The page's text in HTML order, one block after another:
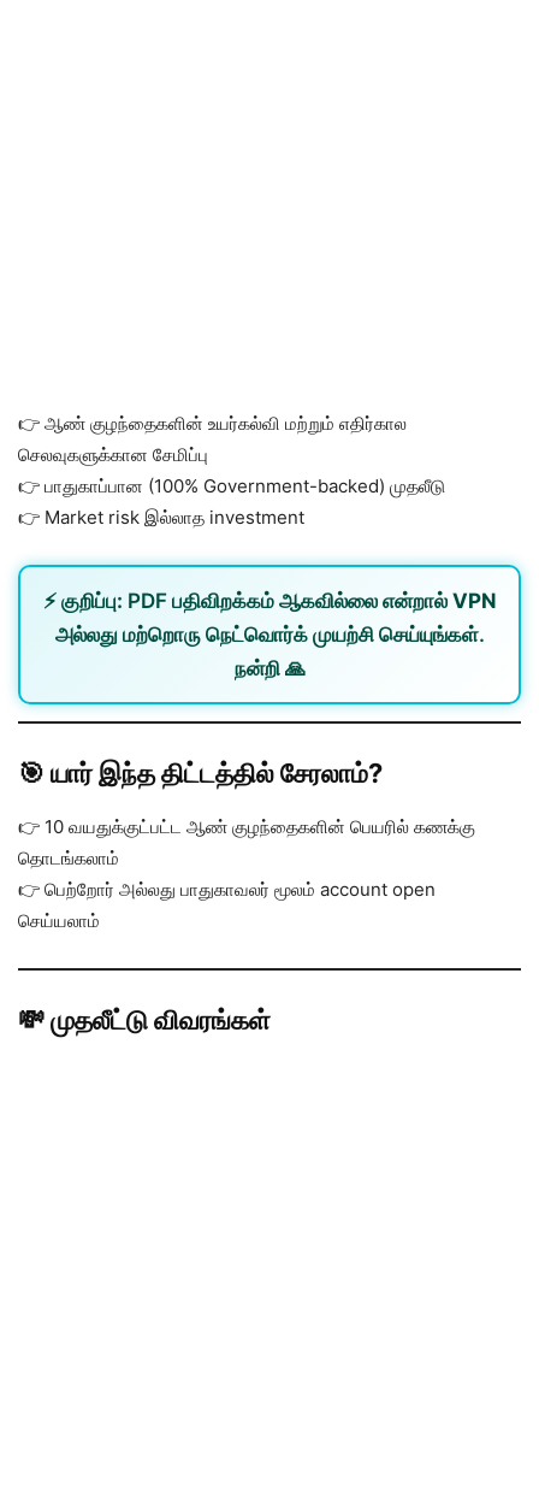
👉 ஆண் குழந்தைகளின் உயர்கல்வி மற்றும் எதிர்கால
செலவுகளுக்கான சேமிப்பு
👉 பாதுகாப்பான (100% Government-backed) முதலீடு
👉 Market risk இல்லாத investment
⚡ குறிப்பு: PDF பதிவிறக்கம் ஆகவில்லை என்றால் VPN
அல்லது மற்றொரு நெட்வொர்க்முயற்சி செய்யுங்கள்.
நன்றி 🙏
🎯 யார் இந்த திட்டத்தில் சேரலாம்?
👉 10 வயதுக்குட்பட்ட ஆண் குழந்தைகளின் பெயரில் கணக்கு
தொடங்கலாம்
👉 பெற்றோர் அல்லது பாதுகாவலர் மூலம் account open
செய்யலாம்
💸 முதலீட்டு விவரங்கள்